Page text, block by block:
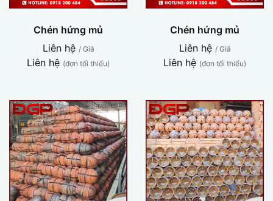
Chén hứng mủ
Liên hệ / Giá
Liên hệ (đơn tối thiểu)
Chén hứng mủ
Liên hệ / Giá
Liên hệ (đơn tối thiểu)